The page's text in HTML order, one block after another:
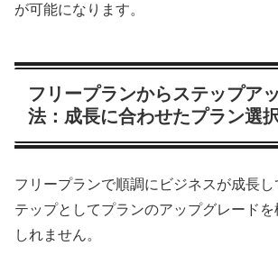
が可能になります。
フリープランからステップア
法：成長に合わせたプラン選
フリープランで順調にビジネスが成長
テップとしてプランのアップグレード
しれません。